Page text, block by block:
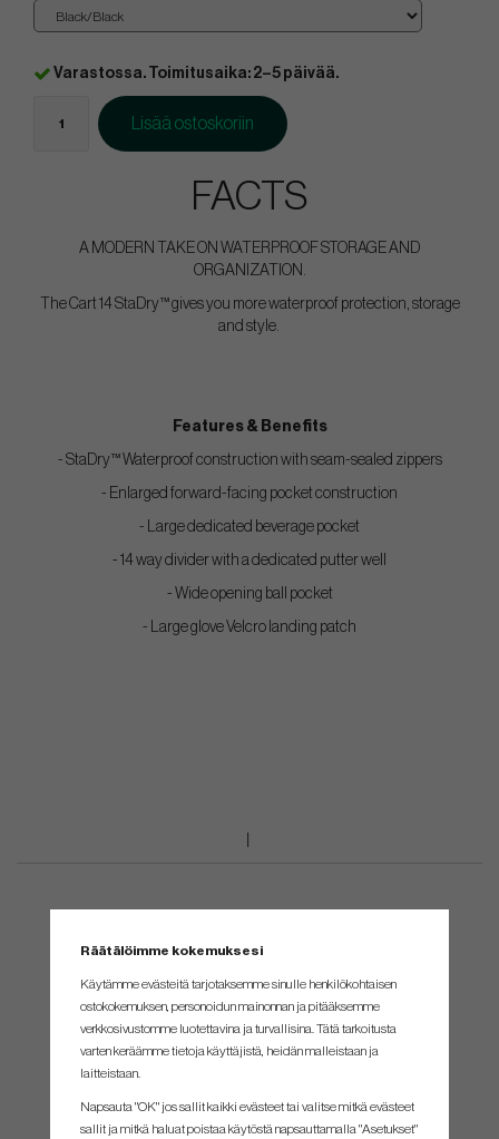
Varastossa. Toimitusaika: 2–5 päivää.
Lisää ostoskoriin
FACTS
A MODERN TAKE ON WATERPROOF STORAGE AND
ORGANIZATION.
The Cart 14 StaDry™ gives you more waterproof protection, storage
and style.
Features & Benefits
- StaDry™ Waterproof construction with seam-sealed zippers
- Enlarged forward-facing pocket construction
- Large dedicated beverage pocket
- 14 way divider with a dedicated putter well
- Wide opening ball pocket
- Large glove Velcro landing patch
Räätälöimme kokemuksesi
Käytämme evästeitä tarjotaksemme sinulle henkilökohtaisen
ostokokemuksen, personoidun mainonnan ja pitääksemme
verkkosivustomme luotettavina ja turvallisina. Tätä tarkoitusta
varten keräämme tietoja käyttäjistä, heidän malleistaan ​​ja
laitteistaan.
Napsauta "OK" jos sallit kaikki evästeet tai valitse mitkä evästeet
sallit ja mitkä haluat poistaa käytöstä napsauttamalla "Asetukset"